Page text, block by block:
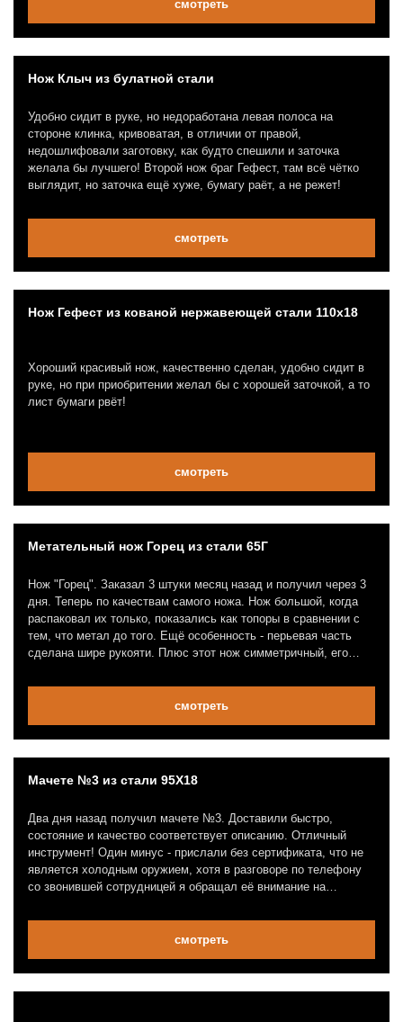
смотреть
Нож Клыч из булатной стали
Удобно сидит в руке, но недоработана левая полоса на
стороне клинка, кривоватая, в отличии от правой,
недошлифовали заготовку, как будто спешили и заточка
желала бы лучшего! Второй нож браг Гефест, там всё чётко
выглядит, но заточка ещё хуже, бумагу раёт, а не режет!
смотреть
Нож Гефест из кованой нержавеющей стали 110х18
Хороший красивый нож, качественно сделан, удобно сидит в
руке, но при приобритении желал бы с хорошей заточкой, а то
лист бумаги рвёт!
смотреть
Метательный нож Горец из стали 65Г
Нож "Горец". Заказал 3 штуки месяц назад и получил через 3
дня. Теперь по качествам самого ножа. Нож большой, когда
распаковал их только, показались как топоры в сравнении с
тем, что метал до того. Ещё особенность - перьевая часть
сделана шире рукояти. Плюс этот нож симметричный, его
ножа позволяет не ускоряться в самом броске и хорошо
прочувствовать его в руке, что очень важно для процесса
Рекомендую.
смотреть
Мачете №3 из стали 95Х18
Два дня назад получил мачете №3. Доставили быстро,
состояние и качество соответствует описанию. Отличный
инструмент! Один минус - прислали без сертификата, что не
является холодным оружием, хотя в разговоре по телефону
со звонившей сотрудницей я обращал её внимание на
сертификат или сообщить, где его можно взять.
смотреть